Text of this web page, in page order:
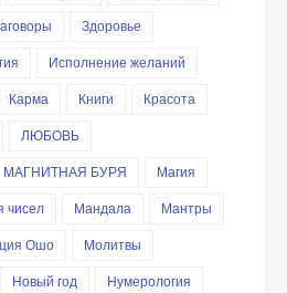
Здоровье
Исполнение желаний
Карма Книги
Красота
ЛЮБОВЬ
МАГНИТНАЯ БУРЯ
Магия
чисел Мандала
Мантры
Ошо
Молитвы
Новый год
Нумерология